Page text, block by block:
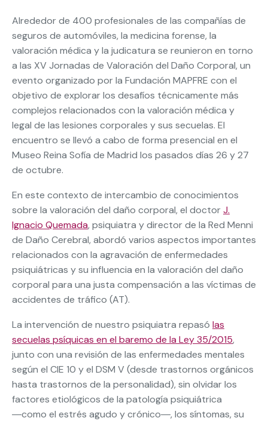
Alrededor de 400 profesionales de las compañías de
seguros de automóviles, la medicina forense, la
valoración médica y la judicatura se reunieron en torno
a las XV Jornadas de Valoración del Daño Corporal, un
evento organizado por la Fundación MAPFRE con el
objetivo de explorar los desafíos técnicamente más
complejos relacionados con la valoración médica y
legal de las lesiones corporales y sus secuelas. El
encuentro se llevó a cabo de forma presencial en el
Museo Reina Sofía de Madrid los pasados días 26 y 27
de octubre.
En este contexto de intercambio de conocimientos
sobre la valoración del daño corporal, el doctorJ.
Ignacio Quemada, psiquiatra y director de la Red Menni
de Daño Cerebral, abordó varios aspectos importantes
relacionados con la agravación de enfermedades
psiquiátricas y su influencia en la valoración del daño
corporal para una justa compensación a las víctimas de
accidentes de tráfico (AT).
La intervención de nuestro psiquiatra repasó las
secuelas psíquicas en el baremo de la Ley 35/2015,
junto con una revisión de las enfermedades mentales
según el CIE 10 y el DSM V (desde trastornos orgánicos
hasta trastornos de la personalidad), sin olvidar los
factores etiológicos de la patología psiquiátrica
―como el estrés agudo y crónico―, los síntomas, su